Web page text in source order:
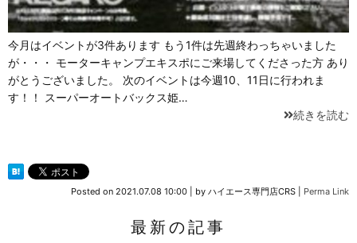
今月はイベントが3件あります もう1件は先週終わっちゃいました
が・・・ モーターキャンプエキスポにご来場してくださった方 あり
がとうございました。 次のイベントは今週10、11日に行われま
す！！ スーパーオートバックス姫…
続きを読む
Posted on 2021.07.08 10:00 by ハイエース専門店CRS Perma Link
最新の記事